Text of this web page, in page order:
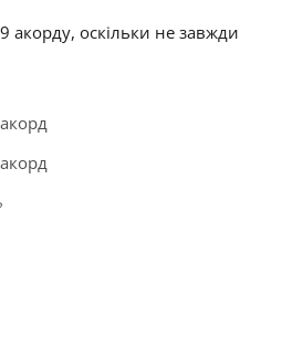
акорду, оскільки не завжди